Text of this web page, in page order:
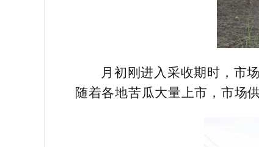
月初刚进入采收期时，市
随着各地苦瓜大量上市，市场